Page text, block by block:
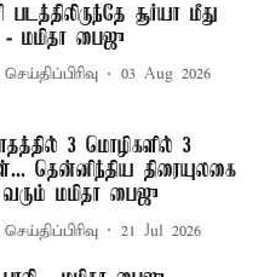
படத்திலிருந்தே சூர்யா மீது
மமிதா பைஜு
03 Aug 2026
3 மொழிகளில் 3
தென்னிந்திய திரையுலகை
மமிதா பைஜு
21 Jul 2026